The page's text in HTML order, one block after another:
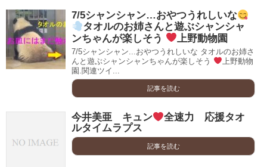
7/5シャンシャン…おやつうれしいな
タオルのお姉さんと遊ぶシャンシャ
ンちゃんが楽しそう
上野動物園
7/5シャンシャン...おやつうれしいな タオルのお姉さ
んと遊ぶシャンシャンちゃんが楽しそう
上野動物
園.関連ツイ...
記事を読む
今井美亜 キュン
全速力 応援タオ
ルタイムラプス
記事を読む